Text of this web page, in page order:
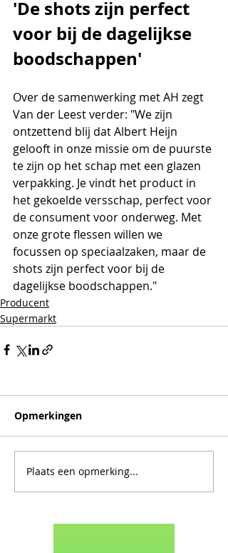
'De shots zijn perfect
voor bij de dagelijkse
boodschappen'
Over de samenwerking met AH zegt
Van der Leest verder: "We zijn
ontzettend blij dat Albert Heijn
gelooft in onze missie om de puurste
te zijn op het schap met een glazen
verpakking. Je vindt het product in
het gekoelde versschap, perfect voor
de consument voor onderweg. Met
onze grote flessen willen we
focussen op speciaalzaken, maar de
shots zijn perfect voor bij de
dagelijkse boodschappen."
Producent
Supermarkt
Opmerkingen
Plaats een opmerking...